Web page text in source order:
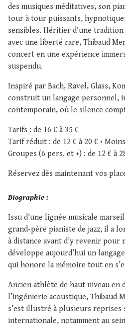
des musiques méditatives, son
tour à tour puissants,
sensibles. Héritier d'une
avec une liberté rare, Thibaud
concert en une expérience
suspendu.
Inspiré par Bach, Ravel, Glass,
construit un langage personnel,
contemporain, où le silence
Tarifs : de 16 € à 35 €
Tarif réduit : de 12 € à 20 € •
Groupes (6 pers. et +) : de 12 € à
Réservez dès maintenant vos
Biographie :
Issu d’une lignée musicale
grand-père pianiste de jazz, il a
à distance avant d’y revenir
développe aujourd’hui un
qui honore la mémoire tout en
Ancien athlète de haut niveau en
l’ingénierie acoustique, Thibaud
s’est illustré à plusieurs reprises
internationale, notamment au